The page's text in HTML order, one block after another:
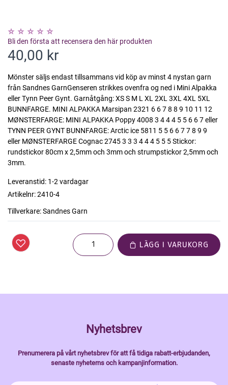
Bli den första att recensera den här produkten
40,00 kr
Mönster säljs endast tillsammans vid köp av minst 4 nystan garn
från Sandnes GarnGenseren strikkes ovenfra og ned i Mini Alpakka
eller Tynn Peer Gynt. Garnåtgång: XS S M L XL 2XL 3XL 4XL 5XL
BUNNFARGE. MINI ALPAKKA Marsipan 2321 6 6 7 8 8 9 10 11 12
MØNSTERFARGE: MINI ALPAKKA Poppy 4008 3 4 4 4 5 5 6 6 7 eller
TYNN PEER GYNT BUNNFARGE: Arctic ice 5811 5 5 6 6 7 7 8 9 9
eller MØNSTERFARGE Cognac 2745 3 3 3 4 4 4 5 5 5 Stickor:
rundstickor 80cm x 2,5mm och 3mm och strumpstickor 2,5mm och
3mm.
Leveranstid: 1-2 vardagar
Artikelnr:2410-4
Tillverkare:Sandnes Garn
LÄGG I VARUKORG
Nyhetsbrev
Prenumerera på vårt nyhetsbrev för att få tidiga rabatt-erbjudanden,
senaste nyheterns och kampanjinformation.